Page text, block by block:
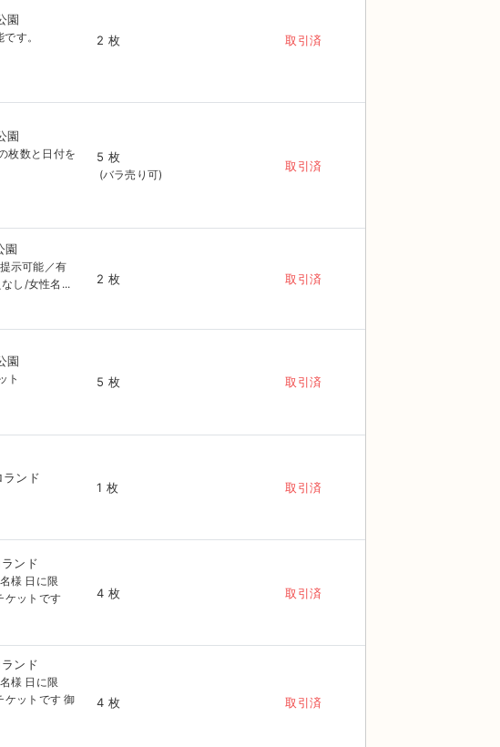
園
す。 2 枚 取引済
園
数と日付を
5 枚
取引済
園
示可能／有
し/女性名...
2 枚 取引済
園
ト 5 枚 取引済
ンド
1 枚 取引済
ンド
様 日に限
ケットです
4 枚 取引済
ンド
様 日に限
ケットです 御
4 枚 取引済